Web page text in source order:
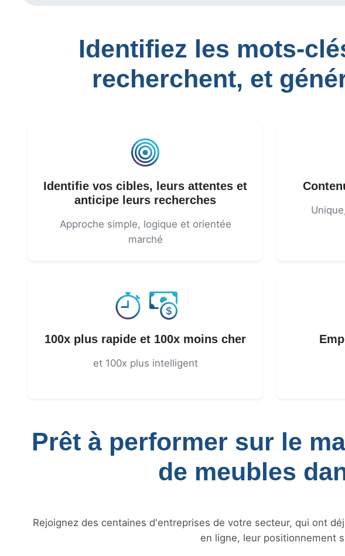
Identifiez les mots-
recherchent, et
Identifie vos cibles, leurs attentes et
anticipe leurs recherches
Approche simple, logique et orientée
marché
100x plus rapide et 100x moins cher
et 100x plus intelligent
Prêt à performer sur le
de meubles
Rejoignez des centaines d'entreprises de votre secteur, qui ont
en ligne, leur positionnement